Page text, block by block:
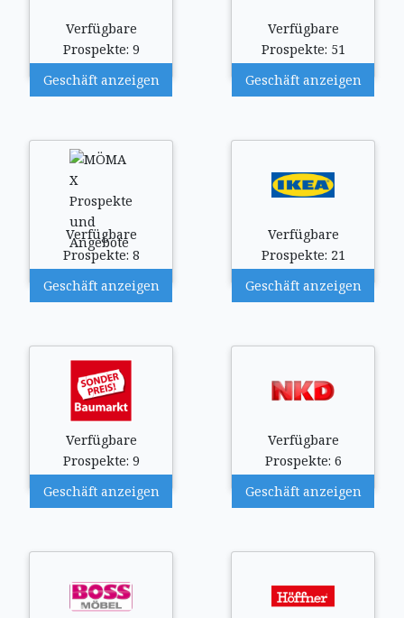
Verfügbare
Prospekte: 9
Geschäft anzeigen
Verfügbare
Prospekte: 51
Geschäft anzeigen
Verfügbare
Prospekte: 8
Geschäft anzeigen
Verfügbare
Prospekte: 21
Geschäft anzeigen
Verfügbare
Prospekte: 9
Geschäft anzeigen
Verfügbare
Prospekte: 6
Geschäft anzeigen